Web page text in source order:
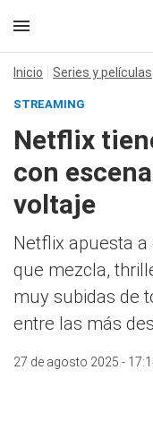
Inicio Series y películas
STREAMING
Netflix
con
voltaje
Netflix apuesta
que mezcla,
muy subidas de
entre las más
27 de agosto 2025 -